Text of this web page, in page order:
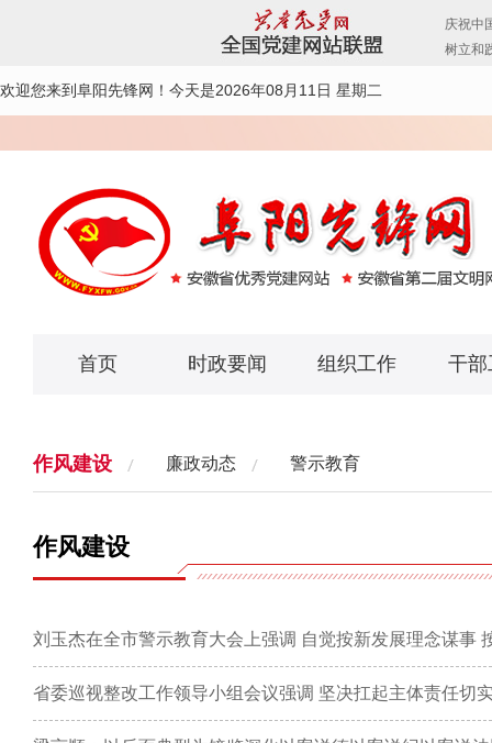
欢迎您来到阜阳先锋网！ 今天是2026年08月11日 星期二
首页 时政要闻 组织工作 干部
作风建设 廉政动态 警示教育
作风建设